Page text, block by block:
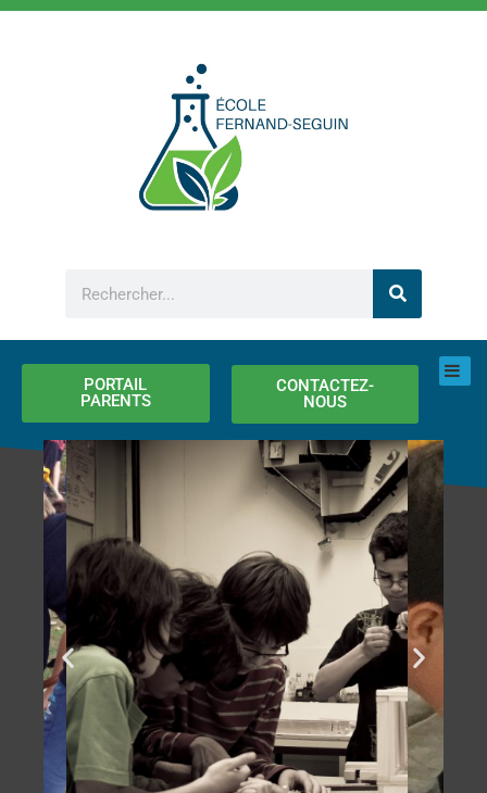
Aller
PORTAIL
PARENTS
CONTACTEZ-
NOUS